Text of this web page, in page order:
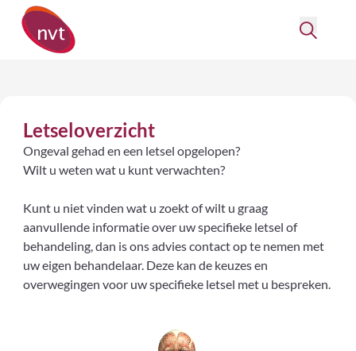
Letseloverzicht
Ongeval gehad en een letsel opgelopen?
Wilt u weten wat u kunt verwachten?
Kunt u niet vinden wat u zoekt of wilt u graag
aanvullende informatie over uw specifieke letsel of
behandeling, dan is ons advies contact op te nemen met
uw eigen behandelaar. Deze kan de keuzes en
overwegingen voor uw specifieke letsel met u bespreken.